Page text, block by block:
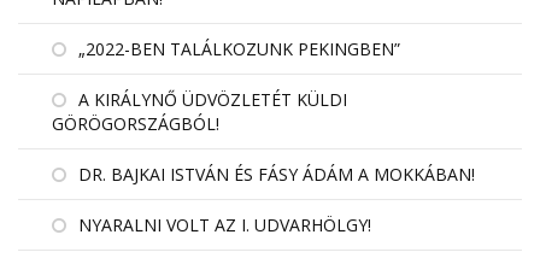
„2022-BEN TALÁLKOZUNK PEKINGBEN”
A KIRÁLYNŐ ÜDVÖZLETÉT KÜLDI
GÖRÖGORSZÁGBÓL!
DR. BAJKAI ISTVÁN ÉS FÁSY ÁDÁM A MOKKÁBAN!
NYARALNI VOLT AZ I. UDVARHÖLGY!